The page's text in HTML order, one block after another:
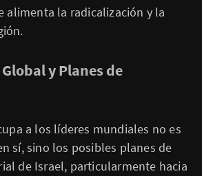
alimenta la radicalización y la
y Planes de
a los líderes mundiales no es
sí, sino los posibles planes de
de Israel, particularmente hacia